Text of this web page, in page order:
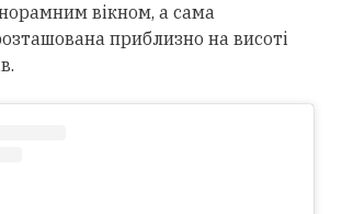
вікном, а сама
приблизно на висоті